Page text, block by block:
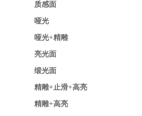
质感面
哑光
哑光+精雕
亮光面
缎光面
精雕+止滑+高亮
精雕+高亮